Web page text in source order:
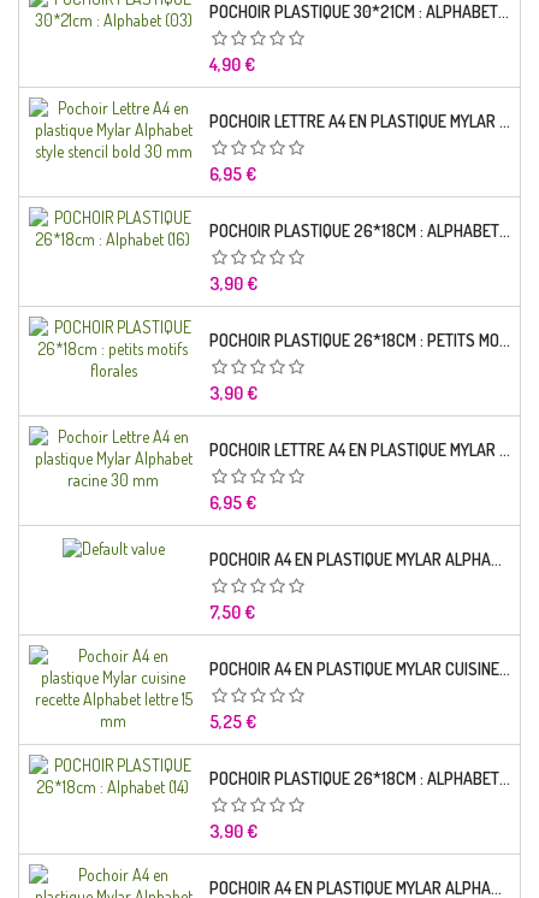
POCHOIR PLASTIQUE 30*21CM : ALPHABET (03)
Prix
4,90 €
POCHOIR LETTRE A4 EN PLASTIQUE MYLAR ALPHABET STYLE STENCIL BOLD 30 MM
Prix
6,95 €
POCHOIR PLASTIQUE 26*18CM : ALPHABET (16)
Prix
3,90 €
POCHOIR PLASTIQUE 26*18CM : PETITS MOTIFS FLORALES
Prix
3,90 €
POCHOIR LETTRE A4 EN PLASTIQUE MYLAR ALPHABET RACINE 30 MM
Prix
6,95 €
POCHOIR A4 EN PLASTIQUE MYLAR ALPHABET LETTRE TYPO SEGOE 25 MM
Prix
7,50 €
POCHOIR A4 EN PLASTIQUE MYLAR CUISINE RECETTE ALPHABET LETTRE 15 MM
Prix
5,25 €
POCHOIR PLASTIQUE 26*18CM : ALPHABET (14)
Prix
3,90 €
POCHOIR A4 EN PLASTIQUE MYLAR ALPHABET LETTRE TYPO CHARLEMAGNE